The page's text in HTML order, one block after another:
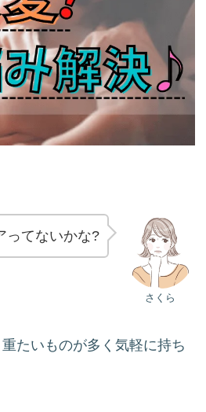
さくら
ってないかな?
たいものが多く気軽に持ち